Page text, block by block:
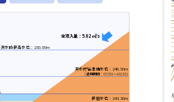
洪水時最高水位：250.00m
洪水貯留準備水位：246.50m
(適用期間：07/01～10/10)
最低水位：243.30m
全流入量：5.02㎥/s